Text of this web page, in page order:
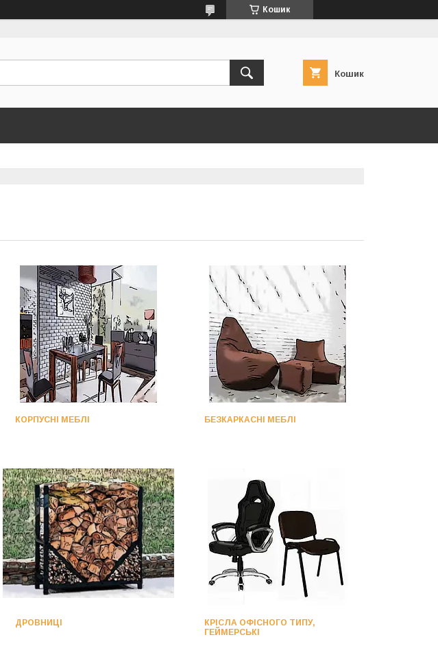
Кошик
Кошик
КОРПУСНІ МЕБЛІ БЕЗКАРКАСНІ МЕБЛІ
ДРОВНИЦІ
КРІСЛА ОФІСНОГО ТИПУ,
ГЕЙМЕРСЬКІ